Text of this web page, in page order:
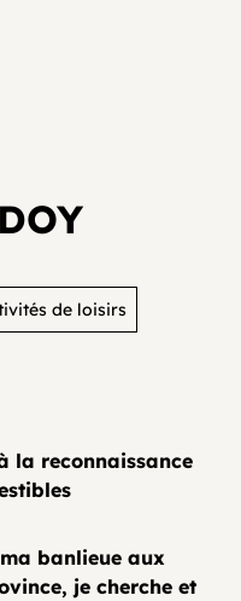
de loisirs
la reconnaissance
banlieue aux
je cherche et